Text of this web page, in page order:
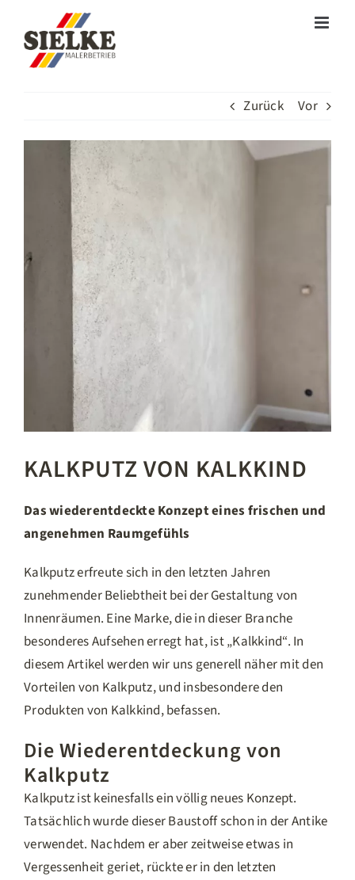
Inhalt
springen
Zurück Vor
KALKPUTZ VON KALKKIND
Das wiederentdeckte Konzept eines frischen und
angenehmen Raumgefühls
Kalkputz erfreute sich in den letzten Jahren
zunehmender Beliebtheit bei der Gestaltung von
Innenräumen. Eine Marke, die in dieser Branche
besonderes Aufsehen erregt hat, ist „Kalkkind“. In
diesem Artikel werden wir uns generell näher mit den
Vorteilen von Kalkputz, und insbesondere den
Produkten von Kalkkind, befassen.
Die Wiederentdeckung von
Kalkputz
Kalkputz ist keinesfalls ein völlig neues Konzept.
Tatsächlich wurde dieser Baustoff schon in der Antike
verwendet. Nachdem er aber zeitweise etwas in
Vergessenheit geriet, rückte er in den letzten